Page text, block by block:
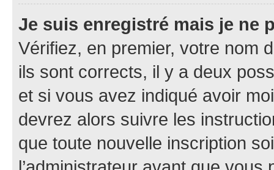
Je suis enregistré mais je ne
Vérifiez, en premier, votre nom
ils sont corrects, il y a deux
et si vous avez indiqué avoir
devrez alors suivre les
que toute nouvelle inscription